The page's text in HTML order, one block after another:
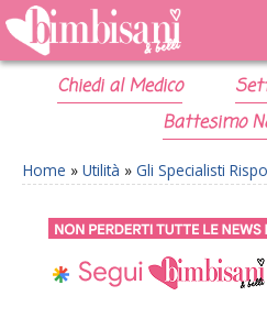
Chiedi al Medico
Battesimo
Home » Utilità » Gli Specialisti